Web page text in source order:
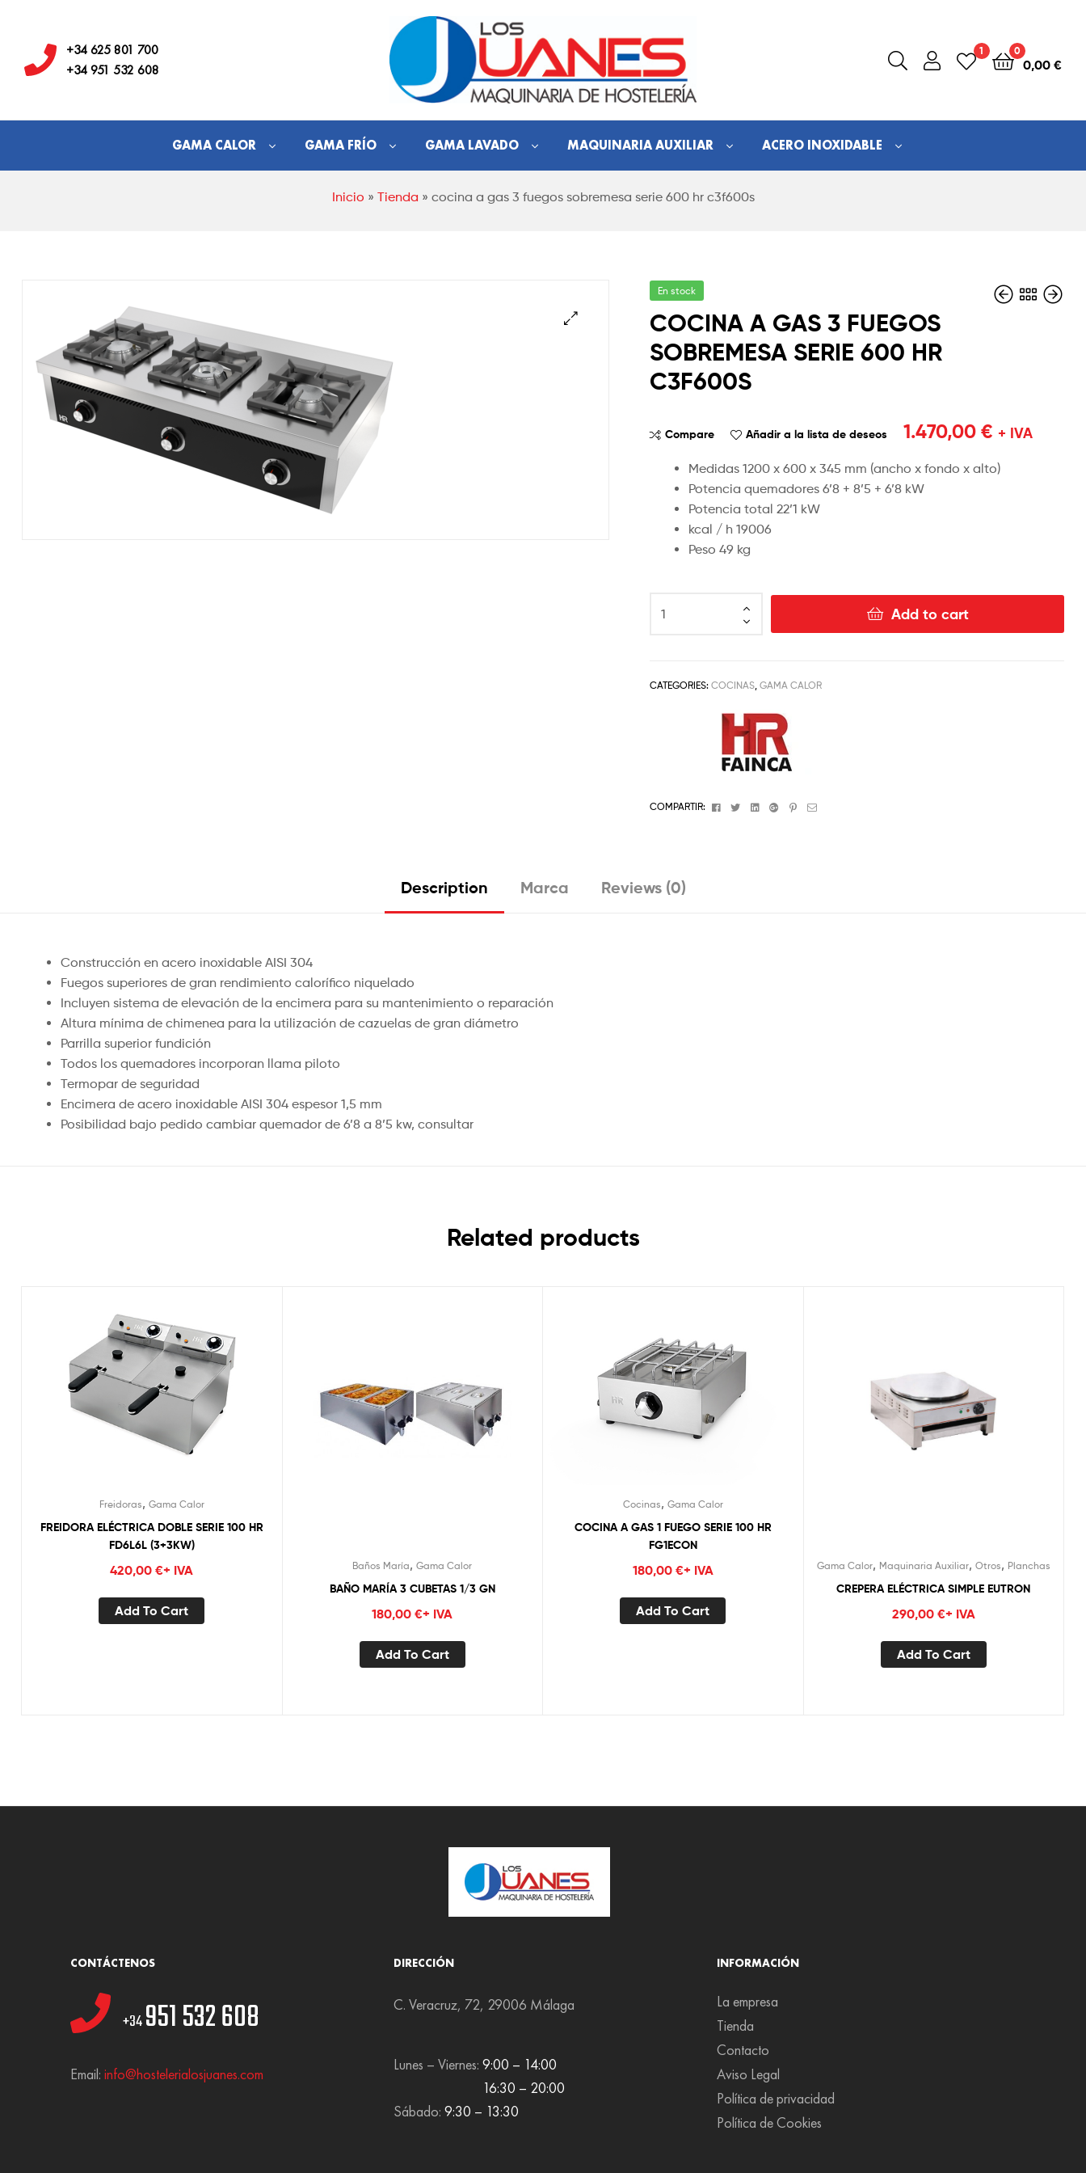
+34 625 801 700
+34 951 532 608
Hostelería
Los
Juanes
1 0
0,00 €
GAMA CALOR GAMA FRÍO GAMA LAVADO MAQUINARIA AUXILIAR ACERO INOXIDABLE
Inicio » Tienda » cocina a gas 3 fuegos sobremesa serie 600 hr c3f600s
Los
En stock
COCINA A GAS 3 FUEGOS
SOBREMESA SERIE 600 HR
C3F600S
Compare Añadir a la lista de deseos 1.470,00€ + IVA
Medidas 1200 x 600 x 345 mm (ancho x fondo x alto)
Potencia quemadores 6’8 + 8’5 + 6’8 kW
Potencia total 22’1 kW
kcal / h 19006
Peso 49 kg
Add to cart
CATEGORIES:COCINAS ,GAMA CALOR
COMPARTIR: FacebookTwitterLinkedinGoogle+Pinterest
Email
Description Marca Reviews (0)
Construcción en acero inoxidable AISI 304
Fuegos superiores de gran rendimiento calorífico niquelado
Incluyen sistema de elevación de la encimera para su mantenimiento o reparación
Altura mínima de chimenea para la utilización de cazuelas de gran diámetro
Parrilla superior fundición
Todos los quemadores incorporan llama piloto
Termopar de seguridad
Encimera de acero inoxidable AISI 304 espesor 1,5 mm
Posibilidad bajo pedido cambiar quemador de 6’8 a 8’5 kw, consultar
Related products
Freidoras, Gama Calor
FREIDORA ELÉCTRICA DOBLE SERIE 100 HR
FD6L6L (3+3KW)
420,00€+ IVA
Add To Cart
Baños María,Gama Calor
BAÑO MARÍA 3 CUBETAS 1/3 GN
180,00€+ IVA
Add To Cart
Cocinas, Gama Calor
COCINA A GAS 1 FUEGO SERIE 100 HR
FG1ECON
180,00 €+ IVA
Add To Cart
Gama Calor, Maquinaria Auxiliar, Otros, Planchas
CREPERA ELÉCTRICA SIMPLE EUTRON
290,00 €+ IVA
Add To Cart
CONTÁCTENOS
+34951 532 608
Email: info@hostelerialosjuanes.com
DIRECCIÓN
C. Veracruz, 72, 29006 Málaga
Lunes – Viernes: 9:00 – 14:00
16:30 – 20:00
Sábado: 9:30 – 13:30
INFORMACIÓN
La empresa
Tienda
Contacto
Aviso Legal
Política de privacidad
Política de Cookies